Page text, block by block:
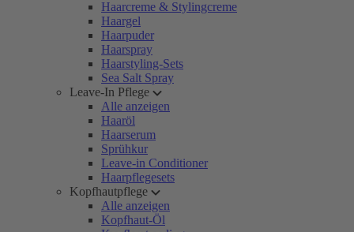
Haarcreme & Stylingcreme
Haargel
Haarpuder
Haarspray
Haarstyling-Sets
Sea Salt Spray
Leave-In Pflege
Alle anzeigen
Haaröl
Haarserum
Sprühkur
Leave-in Conditioner
Haarpflegesets
Kopfhautpflege
Alle anzeigen
Kopfhaut-Öl